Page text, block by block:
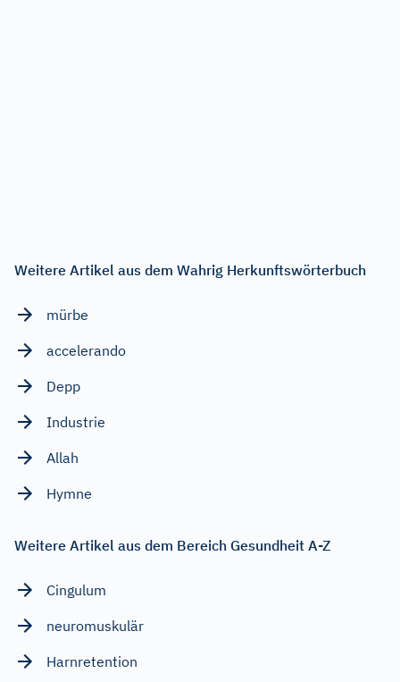
Weitere Artikel aus dem Wahrig Herkunftswörterbuch
mürbe
accelerando
Depp
Industrie
Allah
Hymne
Weitere Artikel aus dem Bereich Gesundheit A-Z
Cingulum
neuromuskulär
Harnretention